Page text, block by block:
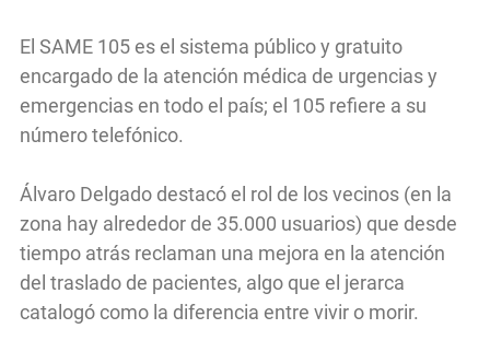
El SAME 105 es el sistema público y gratuito
encargado de la atención médica de urgencias y
emergencias en todo el país; el 105 refiere a su
número telefónico.
Álvaro Delgado destacó el rol de los vecinos (en la
zona hay alrededor de 35.000 usuarios) que desde
tiempo atrás reclaman una mejora en la atención
del traslado de pacientes, algo que el jerarca
catalogó como la diferencia entre vivir o morir.